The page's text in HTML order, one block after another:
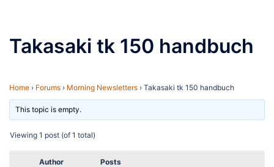
Takasaki tk 150 handbuch
Home › Forums › Morning Newsletters › Takasaki tk 150 handbuch
This topic is empty.
Viewing 1 post (of 1 total)
Author Posts